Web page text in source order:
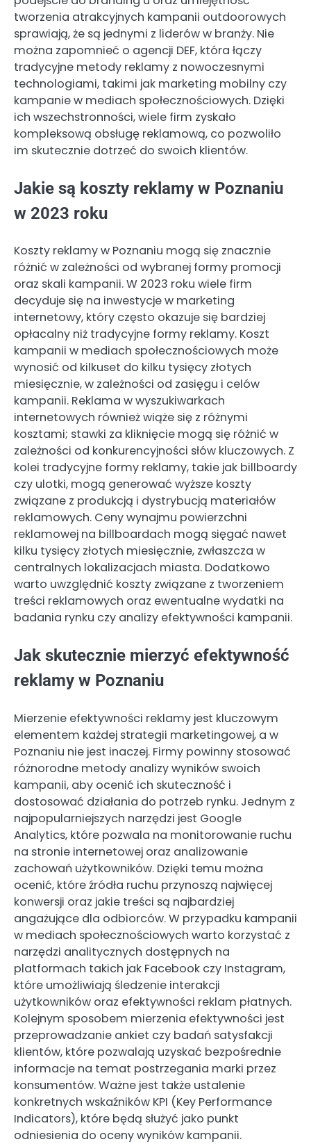
tworzenia atrakcyjnych kampanii outdoorowych
sprawiają, że są jednymi z liderów w branży. Nie
można zapomnieć o agencji DEF, która łączy
tradycyjne metody reklamy z nowoczesnymi
technologiami, takimi jak marketing mobilny czy
kampanie w mediach społecznościowych. Dzięki
ich wszechstronności, wiele firm zyskało
kompleksową obsługę reklamową, co pozwoliło
im skutecznie dotrzeć do swoich klientów.
Jakie są koszty reklamy w Poznaniu
w 2023 roku
Koszty reklamy w Poznaniu mogą się znacznie
różnić w zależności od wybranej formy promocji
oraz skali kampanii. W 2023 roku wiele firm
decyduje się na inwestycje w marketing
internetowy, który często okazuje się bardziej
opłacalny niż tradycyjne formy reklamy. Koszt
kampanii w mediach społecznościowych może
wynosić od kilkuset do kilku tysięcy złotych
miesięcznie, w zależności od zasięgu i celów
kampanii. Reklama w wyszukiwarkach
internetowych również wiąże się z różnymi
kosztami; stawki za kliknięcie mogą się różnić w
zależności od konkurencyjności słów kluczowych. Z
kolei tradycyjne formy reklamy, takie jak billboardy
czy ulotki, mogą generować wyższe koszty
związane z produkcją i dystrybucją materiałów
reklamowych. Ceny wynajmu powierzchni
reklamowej na billboardach mogą sięgać nawet
kilku tysięcy złotych miesięcznie, zwłaszcza w
centralnych lokalizacjach miasta. Dodatkowo
warto uwzględnić koszty związane z tworzeniem
treści reklamowych oraz ewentualne wydatki na
badania rynku czy analizy efektywności kampanii.
Jak skutecznie mierzyć efektywność
reklamy w Poznaniu
Mierzenie efektywności reklamy jest kluczowym
elementem każdej strategii marketingowej, a w
Poznaniu nie jest inaczej. Firmy powinny stosować
różnorodne metody analizy wyników swoich
kampanii, aby ocenić ich skuteczność i
dostosować działania do potrzeb rynku. Jednym z
najpopularniejszych narzędzi jest Google
Analytics, które pozwala na monitorowanie ruchu
na stronie internetowej oraz analizowanie
zachowań użytkowników. Dzięki temu można
ocenić, które źródła ruchu przynoszą najwięcej
konwersji oraz jakie treści są najbardziej
angażujące dla odbiorców. W przypadku kampanii
w mediach społecznościowych warto korzystać z
narzędzi analitycznych dostępnych na
platformach takich jak Facebook czy Instagram,
które umożliwiają śledzenie interakcji
użytkowników oraz efektywności reklam płatnych.
Kolejnym sposobem mierzenia efektywności jest
przeprowadzanie ankiet czy badań satysfakcji
klientów, które pozwalają uzyskać bezpośrednie
informacje na temat postrzegania marki przez
konsumentów. Ważne jest także ustalenie
konkretnych wskaźników KPI (Key Performance
Indicators), które będą służyć jako punkt
odniesienia do oceny wyników kampanii.